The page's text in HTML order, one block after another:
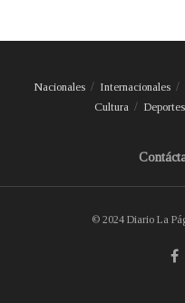
Nacionales Internacionales
Cultura
Deportes
© 2024 Diario La